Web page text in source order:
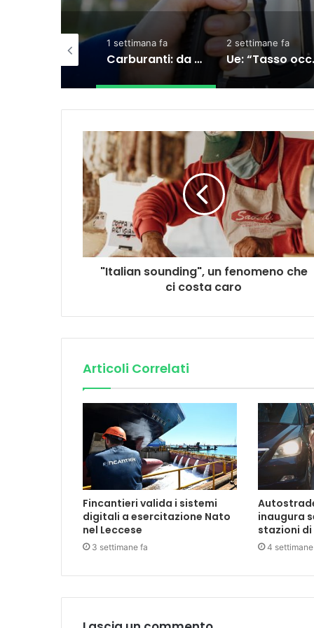
1 settimana fa
Carburanti: da oggi il taglio accise sul diesel, ecco cosa sta succedendo
2 settimane fa
Ue: “Tasso occupazione al 76,3%, ma indietro su formazione e povertà”
3
"Italian sounding", un fenomeno che
ci costa caro
Articoli Correlati
Fincantieri valida i sistemi
digitali a esercitazione Nato
nel Leccese
3 settimane fa
inaugura
stazioni
4